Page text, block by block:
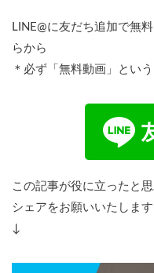
LINE@に友だち追加で無
らから
＊必ず「無料動画」とい
この記事が役に立ったと
シェアをお願いいたします
↓